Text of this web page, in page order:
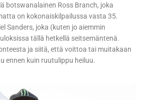
botswanalainen Ross Branch, joka
on kokonaiskilpailussa vasta 35.
Sanders, joka (kuten jo aiemmin
tällä hetkellä seitsemäntenä.
ja siitä, että voittoa tai muitakaan
ennen kuin ruutulippu heiluu.